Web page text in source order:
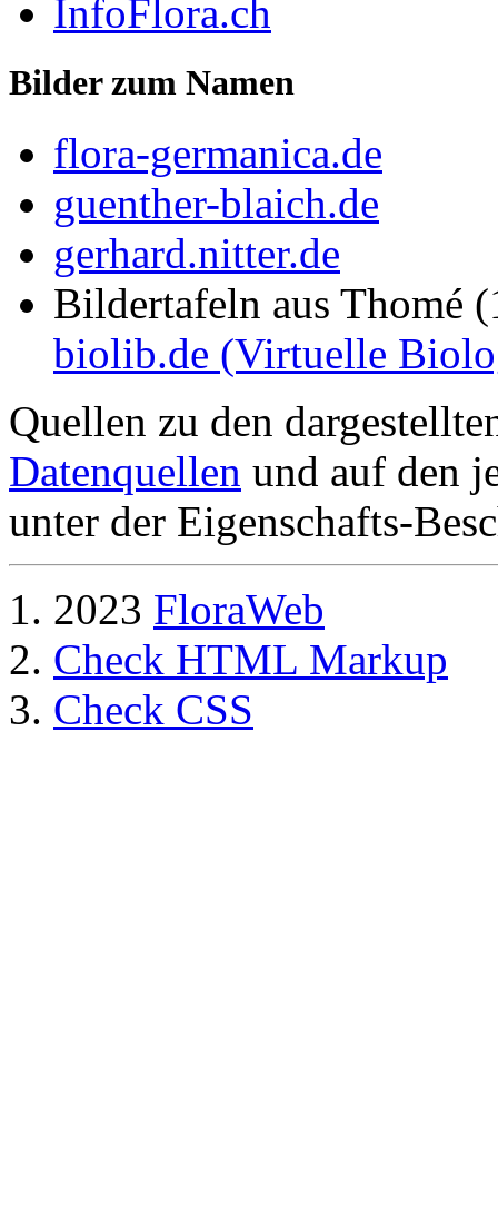
InfoFlora.ch
Bilder zum Namen
flora-germanica.de
guenther-blaich.de
gerhard.nitter.de
Bildertafeln aus Thomé
biolib.de (Virtuelle
Quellen zu den
Datenquellen und auf den
unter der Eigenschafts-
2023 FloraWeb
Check HTML Markup
Check CSS